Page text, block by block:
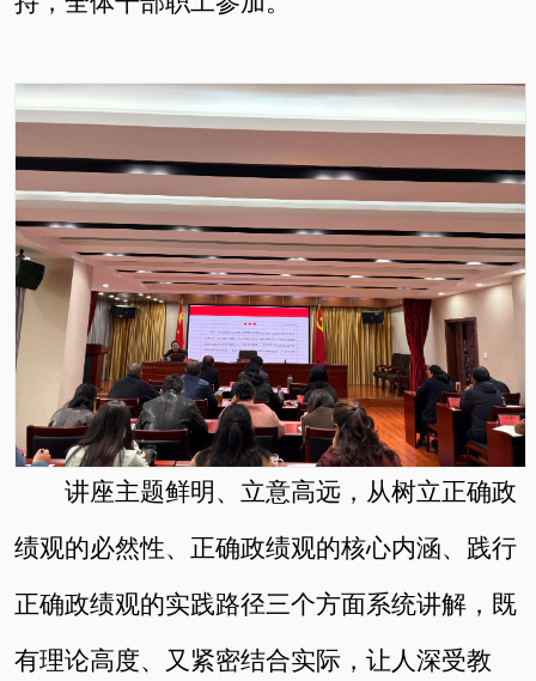
讲座主题鲜明、立意高远，从树立正确政
绩观的必然性、正确政绩观的核心内涵、践行
正确政绩观的实践路径三个方面系统讲解，既
有理论高度、又紧密结合实际，让人深受教